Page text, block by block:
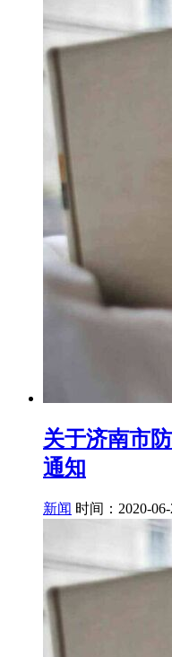
关于济南市
通知
新闻 时间：2020-06-